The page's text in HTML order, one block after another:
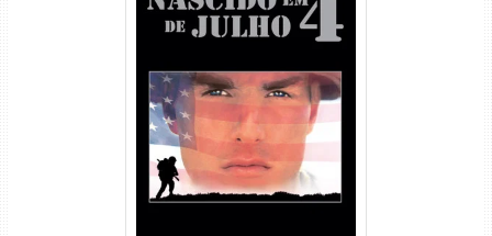
Nascido em 4 de Julho
Torrent (1989) WEB-DL 1080p
Dual Áudio